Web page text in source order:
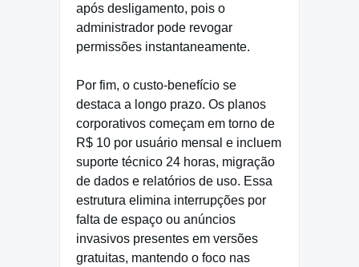
após desligamento, pois o
administrador pode revogar
permissões instantaneamente.
Por fim, o custo-benefício se
destaca a longo prazo. Os planos
corporativos começam em torno de
R$ 10 por usuário mensal e incluem
suporte técnico 24 horas, migração
de dados e relatórios de uso. Essa
estrutura elimina interrupções por
falta de espaço ou anúncios
invasivos presentes em versões
gratuitas, mantendo o foco nas